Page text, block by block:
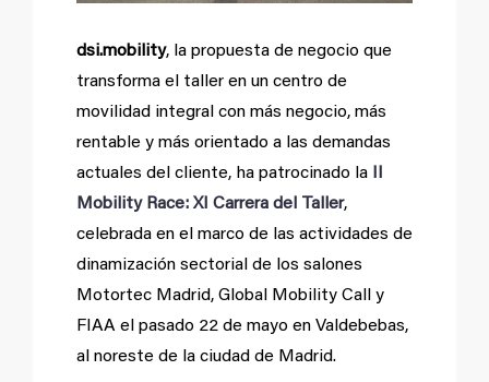
dsi.mobility, la propuesta de negocio que
transforma el taller en un centro de
movilidad integral con más negocio, más
rentable y más orientado a las demandas
actuales del cliente, ha patrocinado la II
Mobility Race: XI Carrera del Taller,
celebrada en el marco de las actividades de
dinamización sectorial de los salones
Motortec Madrid, Global Mobility Call y
FIAA el pasado 22 de mayo en Valdebebas,
al noreste de la ciudad de Madrid.